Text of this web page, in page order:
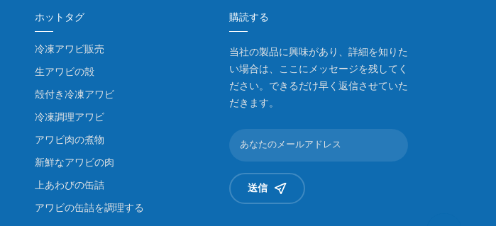
ホットタグ
冷凍アワビ販売
生アワビの殻
殻付き冷凍アワビ
冷凍調理アワビ
アワビ肉の煮物
新鮮なアワビの肉
上あわびの缶詰
アワビの缶詰を調理する
購読する
当社の製品に興味があり、詳細を知りた
い場合は、ここにメッセージを残してく
ださい。できるだけ早く返信させていた
だきます。
送信